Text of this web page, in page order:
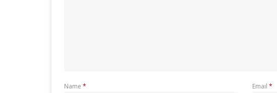
Name * Email *